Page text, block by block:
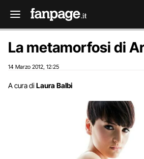
La metamorfosi di
14 Marzo 2012 12:25
A cura di Laura Balbi